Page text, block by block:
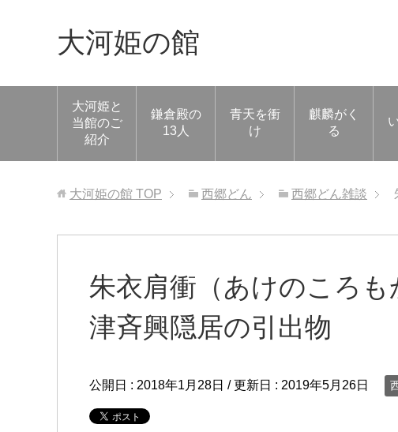
大河姫の館
大河姫と
当館のご
紹介
鎌倉殿の
13人
青天を衝
け
麒麟がく
る
大河姫の館 TOP 西郷どん 西郷どん雑談
朱衣肩衝（あけのころ
津斉興隠居の引出物
公開日 : 2018年1月28日 / 更新日 : 2019年5月26日